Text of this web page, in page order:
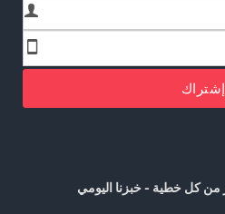
إشتراك
من كل خطية - خبزنا اليومي